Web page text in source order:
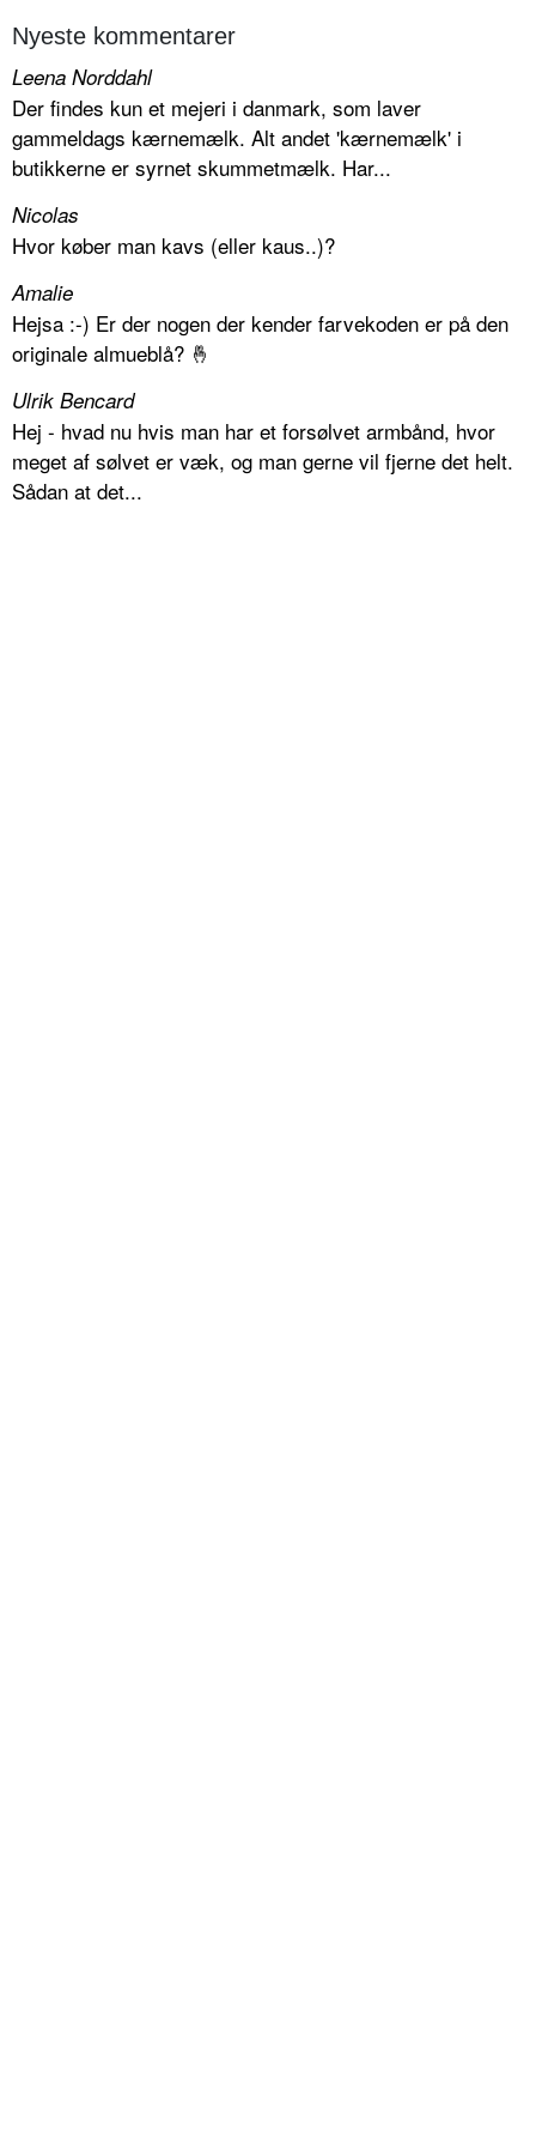
Nyeste kommentarer
Leena Norddahl
Der findes kun et mejeri i danmark, som laver
gammeldags kærnemælk. Alt andet 'kærnemælk' i
butikkerne er syrnet skummetmælk. Har...
Nicolas
Hvor køber man kavs (eller kaus..)?
Amalie
Hejsa :-) Er der nogen der kender farvekoden er på den
originale almueblå? 🤞
Ulrik Bencard
Hej - hvad nu hvis man har et forsølvet armbånd, hvor
meget af sølvet er væk, og man gerne vil fjerne det helt.
Sådan at det...